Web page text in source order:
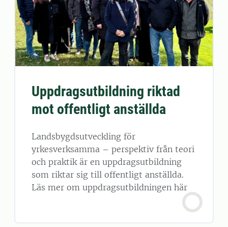
Uppdragsutbildning riktad
mot offentligt anställda
Landsbygdsutveckling för
yrkesverksamma – perspektiv från teori
och praktik är en uppdragsutbildning
som riktar sig till offentligt anställda.
Läs mer om uppdragsutbildningen här